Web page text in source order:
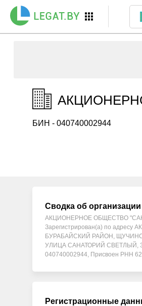
БИН - 040740002944
Сводка об организации
АКЦИОНЕРНОЕ ОБЩЕСТВО
Зарегистрирован(а) по
БУРАБАЙСКИЙ РАЙОН,
УЛИЦА САНАТОРИЙ СВЕТЛЫЙ,
040740002944, Присвоен РНН
Регистрационные